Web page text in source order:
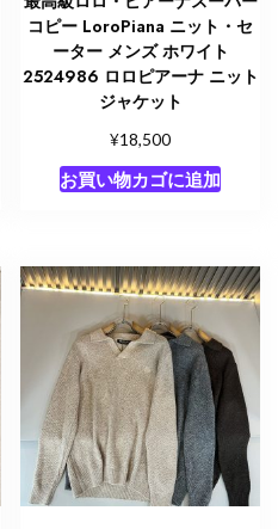
コピー LoroPiana ニット・セ
ーター メンズ ホワイト
2524986 ロロピアーナ ニット
ジャケット
¥18,500
お買い物カゴに追加